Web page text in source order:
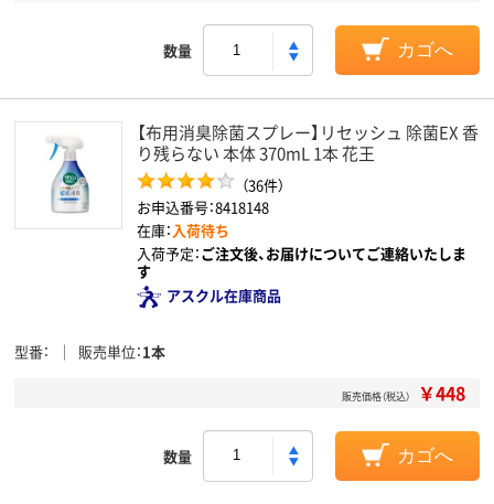
数量 カゴへ
【布用消臭除菌スプレー】リセッシュ 除菌EX 香
り残らない 本体 370mL 1本 花王
（36件）
お申込番号：8418148
在庫：入荷待ち
入荷予定：ご注文後、お届けについてご連絡いたしま
す
アスクル在庫商品
型番 販売単位 1本
販売価格（税込） ￥448
数量 カゴへ